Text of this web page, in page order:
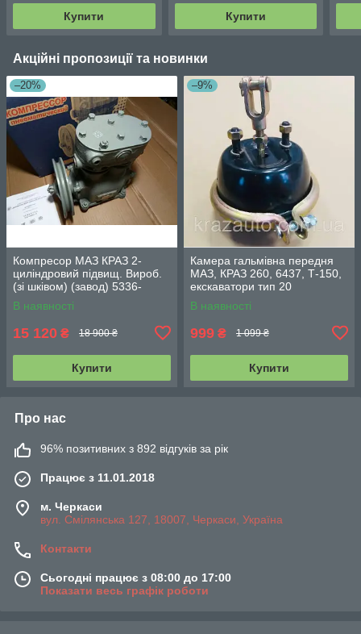
Купити Купити
Акційні пропозиції та новинки
–20%
Компресор МАЗ КРАЗ 2-
циліндровий підвищ. Вироб.
(зі шківом) (завод) 5336-
3509012-10
В наявності
15 120 ₴ 18 900 ₴
Купити
–9%
Камера гальмівна передня
МАЗ, КРАЗ 260, 6437, Т-150,
екскаватори тип 20
18.3519110
В наявності
999 ₴ 1 099 ₴
Купити
Про нас
96% позитивних з 892 відгуків за рік
Працює з 11.01.2018
м. Черкаси
вул. Смілянська 127, 18007, Черкаси, Україна
Контакти
Сьогодні працює з 08:00 до 17:00
Показати весь графік роботи